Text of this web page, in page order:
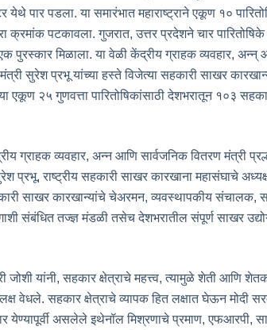
पार पडला. या समारंभात महाराष्ट्राने एकूण १०
क्रमांक पटकावला. गुजरात, उत्तर प्रदेशने चार पारितोषिके
पुरस्कार मिळाला. या वेळी केंद्रीय ग्राहक व्यवहार, अन्न्
सुरेश प्रभू यांच्या हस्ते विजेत्या सहकारी साखर
२५ गुणवत्ता पारितोषिकांसाठी देशभरातून १०३
ग्राहक व्यवहार, अन्न आणि सार्वजनिक वितरण मंत्री
प्रभू, राष्ट्रीय सहकारी साखर कारखाना महासंघाचे अध्यक्ष
साखर कारखान्यांचे चेअरमन, व्यवस्थापकीय संचालक,
संबंधित तज्ज्ञ मंडळी तसेच देशभरातील संपूर्ण साखर
जोशी यांनी, सहकार क्षेत्राचे महत्त्व, त्यामुळे शेती आणि
वेधले. सहकार क्षेत्राचे व्यापक हित लक्षात घेऊन मोदी
येण्यापूर्वी असलेले इथेनॉल मिश्रणाचे प्रमाण, एफआरपी,